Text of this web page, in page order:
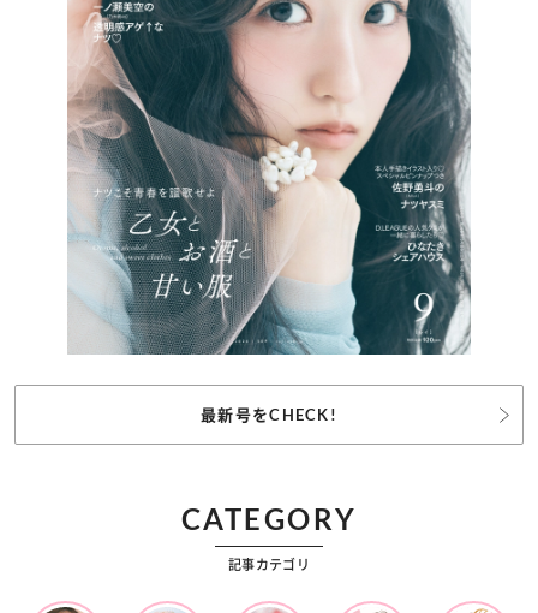
最新号をCHECK!
CATEGORY
記事カテゴリ